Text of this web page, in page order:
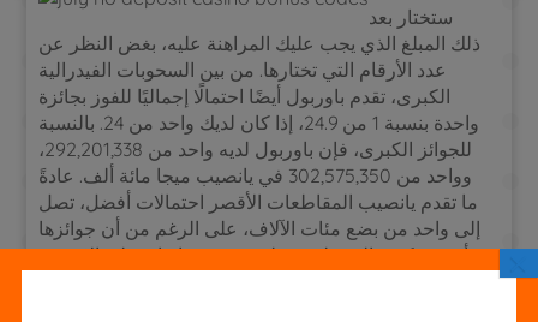
ستختار بعد
ذلك المبلغ الذي يجب عليك المراهنة عليه، بغض النظر عن
عدد الأرقام التي تختارها. من بين السحوبات الفيدرالية
الكبرى، تقدم باوربول أيضًا احتمالًا إجماليًا للفوز بجائزة
واحدة بنسبة 1 من 24.9، إذا كان لديك واحد من 24. بالنسبة
للجوائز الكبرى، فإن باوربول لديه واحد من 292,201,338،
وواحد من 302,575,350 في يانصيب ميجا مائة ألف. عادةً
ما تقدم يانصيب المقاطعات الأقصر احتمالات أفضل، تصل
إلى واحد من بضع مئات الآلاف، على الرغم من أن جوائزها
أسرع بكثير. العب لعبة سلوتس جيني إنزان على الإنترنت
×